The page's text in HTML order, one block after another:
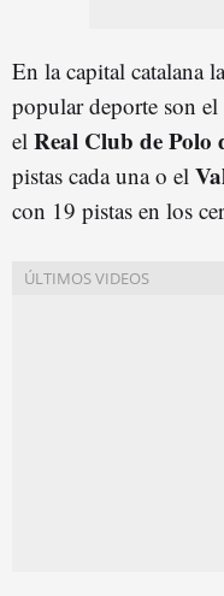
En la capital catalana
popular deporte son el
el Real Club de Polo
pistas cada una o el
con 19 pistas en los